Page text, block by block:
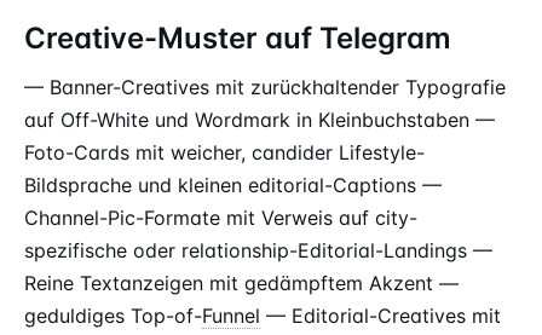
Creative-Muster auf Telegram
— Banner-Creatives mit zurückhaltender Typografie
auf Off-White und Wordmark in Kleinbuchstaben —
Foto-Cards mit weicher, candider Lifestyle-
Bildsprache und kleinen editorial-Captions —
Channel-Pic-Formate mit Verweis auf city-
spezifische oder relationship-Editorial-Landings —
Reine Textanzeigen mit gedämpftem Akzent —
geduldiges Top-of-Funnel — Editorial-Creatives mit